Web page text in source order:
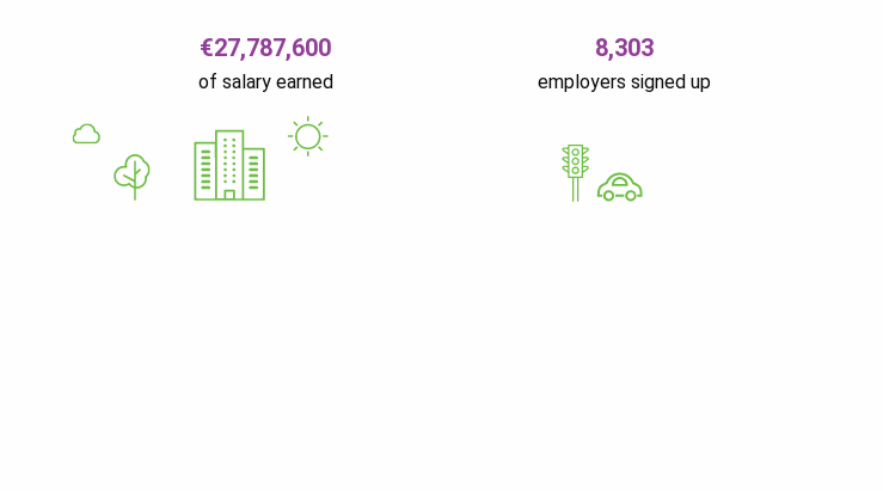
€27,787,600
of salary earned
8,303
employers signed up